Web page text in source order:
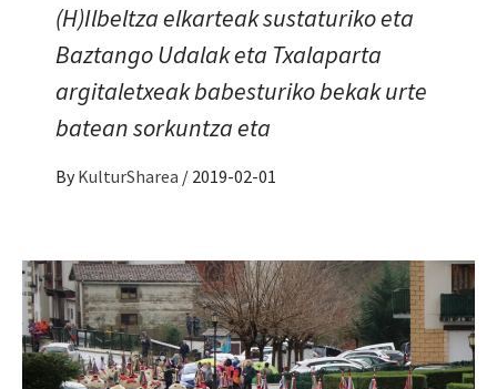
(H)Ilbeltza elkarteak sustaturiko eta
Baztango Udalak eta Txalaparta
argitaletxeak babesturiko bekak urte
batean sorkuntza eta
By KulturSharea / 2019-02-01